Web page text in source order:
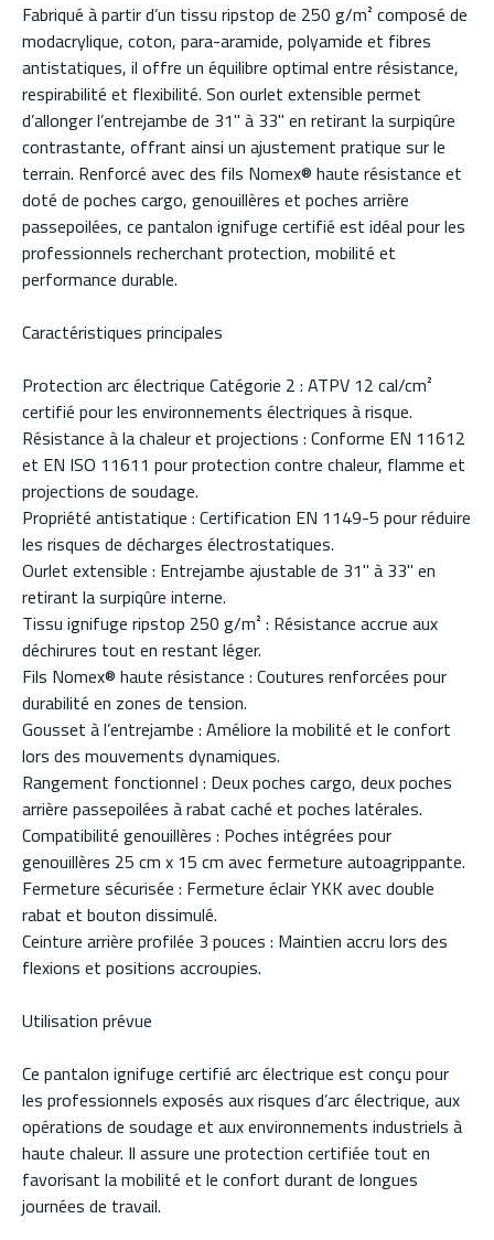
Fabriqué à partir d’un tissu ripstop de 250 g/m² composé de
modacrylique, coton, para-aramide, polyamide et fibres
antistatiques, il offre un équilibre optimal entre résistance,
respirabilité et flexibilité. Son ourlet extensible permet
d’allonger l’entrejambe de 31" à 33" en retirant la surpiqûre
contrastante, offrant ainsi un ajustement pratique sur le
terrain. Renforcé avec des fils Nomex® haute résistance et
doté de poches cargo, genouillères et poches arrière
passepoilées, ce pantalon ignifuge certifié est idéal pour les
professionnels recherchant protection, mobilité et
performance durable.
Caractéristiques principales
Protection arc électrique Catégorie 2 : ATPV 12 cal/cm²
certifié pour les environnements électriques à risque.
Résistance à la chaleur et projections : Conforme EN 11612
et EN ISO 11611 pour protection contre chaleur, flamme et
projections de soudage.
Propriété antistatique : Certification EN 1149-5 pour réduire
les risques de décharges électrostatiques.
Ourlet extensible : Entrejambe ajustable de 31" à 33" en
retirant la surpiqûre interne.
Tissu ignifuge ripstop 250 g/m² : Résistance accrue aux
déchirures tout en restant léger.
Fils Nomex® haute résistance : Coutures renforcées pour
durabilité en zones de tension.
Gousset à l’entrejambe : Améliore la mobilité et le confort
lors des mouvements dynamiques.
Rangement fonctionnel : Deux poches cargo, deux poches
arrière passepoilées à rabat caché et poches latérales.
Compatibilité genouillères : Poches intégrées pour
genouillères 25 cm x 15 cm avec fermeture autoagrippante.
Fermeture sécurisée : Fermeture éclair YKK avec double
rabat et bouton dissimulé.
Ceinture arrière profilée 3 pouces : Maintien accru lors des
flexions et positions accroupies.
Utilisation prévue
Ce pantalon ignifuge certifié arc électrique est conçu pour
les professionnels exposés aux risques d’arc électrique, aux
opérations de soudage et aux environnements industriels à
haute chaleur. Il assure une protection certifiée tout en
favorisant la mobilité et le confort durant de longues
journées de travail.